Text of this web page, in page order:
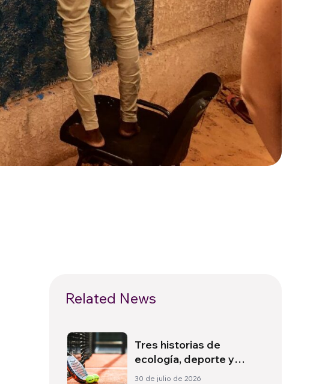
Related News
Tres historias de
ecología, deporte y
salud en Sudamérica
30 de julio de 2026